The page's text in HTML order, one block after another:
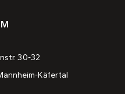
30-32
Käfertal